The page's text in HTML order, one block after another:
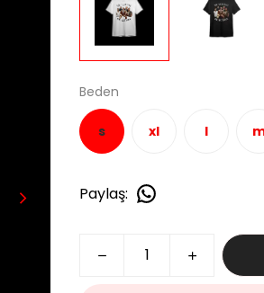
Beden
s xl l
Paylaş: